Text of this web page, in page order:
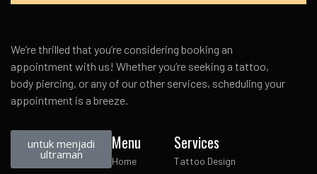
We’re thrilled that you’re considering booking an
appointment with us! Whether you’re seeking a tattoo,
body piercing, or any of our other services, scheduling your
appointment is a breeze.
untuk menjadi
ultraman
Menu
Home
Services
Tattoo Design